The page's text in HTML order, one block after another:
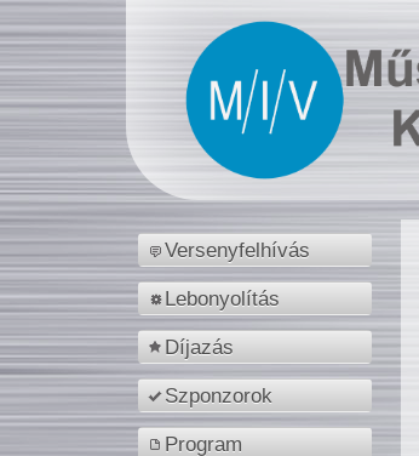
Versenyfelhívás
Lebonyolítás
Díjazás
Szponzorok
Program